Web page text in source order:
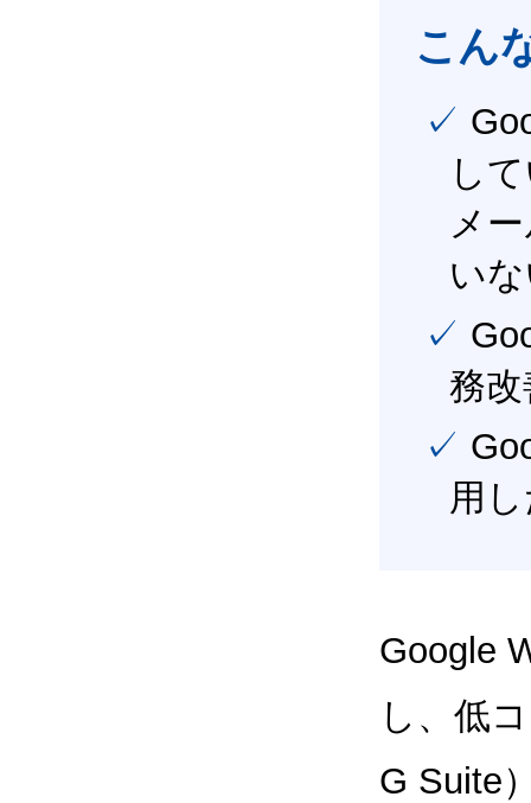
こん
✓ Google Workspace（旧G Suite） を社内で導入
し
メ
い
✓ Google Workspace（旧G Suite） を活用し、業
務
✓ Google Workspace（旧G Suite） を最大限に活
用
Google
し、低
G Suite